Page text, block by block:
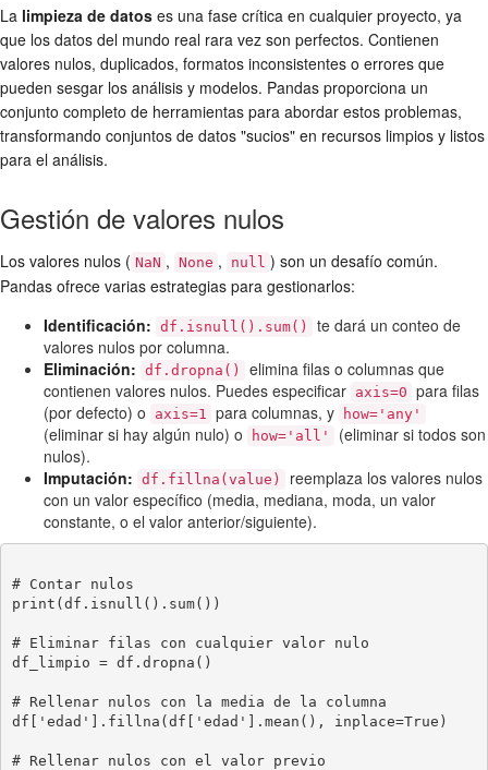
La limpieza de datos es una fase crítica en cualquier proyecto, ya
que los datos del mundo real rara vez son perfectos. Contienen
valores nulos, duplicados, formatos inconsistentes o errores que
pueden sesgar los análisis y modelos. Pandas proporciona un
conjunto completo de herramientas para abordar estos problemas,
transformando conjuntos de datos "sucios" en recursos limpios y listos
para el análisis.
Gestión de valores nulos
Los valores nulos ( NaN , None , null ) son un desafío común.
Pandas ofrece varias estrategias para gestionarlos:
Identificación: df.isnull().sum()
te dará un conteo de
valores nulos por columna.
Eliminación: df.dropna()
elimina filas o columnas que
contienen valores nulos. Puedes especificar axis=0 para filas
(por defecto) o
axis=1 para columnas, y how='any'
(eliminar si hay algún nulo) o how='all'
(eliminar si todos son
nulos).
Imputación: df.fillna(value)
reemplaza los valores nulos
con un valor específico (media, mediana, moda, un valor
constante, o el valor anterior/siguiente).
# Contar nulos
print(df.isnull().sum())
# Eliminar filas con cualquier valor nulo
df_limpio = df.dropna()
# Rellenar nulos con la media de la columna
df['edad'].fillna(df['edad'].mean(), inplace=True)
# Rellenar nulos con el valor previo